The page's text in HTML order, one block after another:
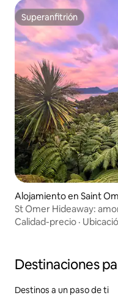
Superanfitrión
Superanfitrión
Alojamiento en Saint
St Omer Hideaway:
Calidad-precio ·
Destinaciones
Destinos a un paso de ti